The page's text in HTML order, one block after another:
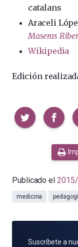
catalans
Araceli
Maseras
Wikipedia
Edición
Compartir
Publicado el
medicina
SUSCRÍBETE
Suscríbete a